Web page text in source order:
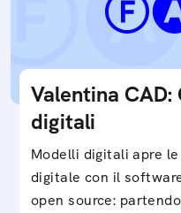
Valentina
digitali
Modelli digitali apre
digitale con il
open source: